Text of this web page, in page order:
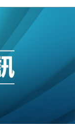
蘋果或犧牲毛利穩
金融會議
元 惟維持「增
資料 遭禁申請輸入
上海取消逾900班